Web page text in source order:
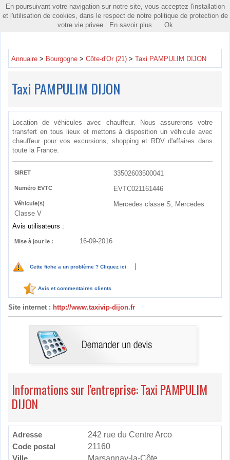
Toggle
Annuaire > Bourgogne > Côte-d'Or (21) > Taxi PAMPULIM DIJON
Taxi PAMPULIM DIJON
Location de véhicules avec chauffeur. Nous assurerons votre
transfert en tous lieux et mettons à disposition un véhicule avec
chauffeur pour vos excursions, shopping et RDV d'affaires dans
toute la France.
SIRET 33502603500041
Numéro EVTC EVTC021161446
Véhicule(s)
Mercedes classe S, Mercedes
Classe V
Avis utilisateurs :
Mise à jour le : 16-09-2016
Cette fiche a un problème ? Cliquez ici
Avis et commentaires clients
Site internet : http://www.taxivip-dijon.fr
Informations sur l'entreprise: Taxi PAMPULIM
DIJON
Adresse
242 rue du Centre Arco
Code postal
21160
En poursuivant votre navigation sur notre site, vous acceptez l'installation
et l'utilisation de cookies, dans le respect de notre politique de protection de
votre vie privee.
En savoir plus Ok